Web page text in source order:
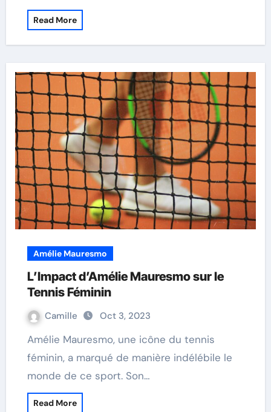
Read More
Amélie Mauresmo
L’Impact d’Amélie Mauresmo sur le
Tennis Féminin
Camille Oct 3, 2023
Amélie Mauresmo, une icône du tennis
féminin, a marqué de manière indélébile le
monde de ce sport. Son…
Read More